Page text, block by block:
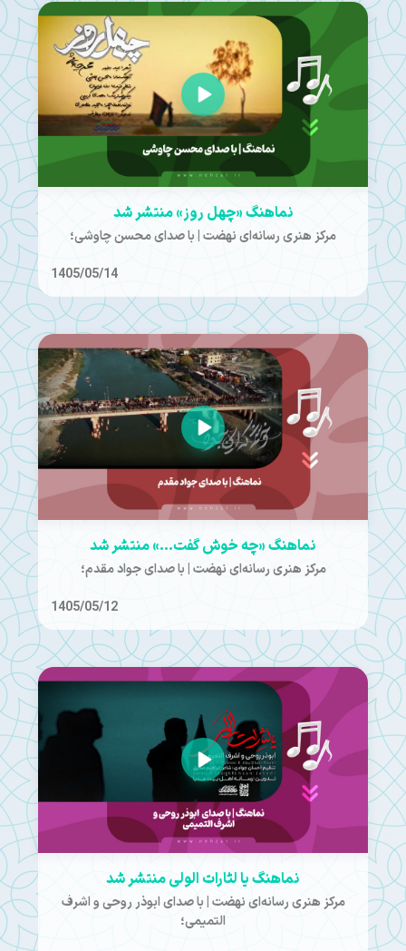
نماهنگ «چهل روز» منتشر شد
مرکز هنری رسانه‌ای نهضت | با صدای محسن چاوشی؛
1405/05/14
نماهنگ «چه خوش گفت...» منتشر شد
مرکز هنری رسانه‌ای نهضت | با صدای جواد مقدم؛
1405/05/12
نماهنگ یا لثارات الولی منتشر شد
مرکز هنری رسانه‌ای نهضت | با صدای ابوذر روحی و اشرف
التمیمی؛